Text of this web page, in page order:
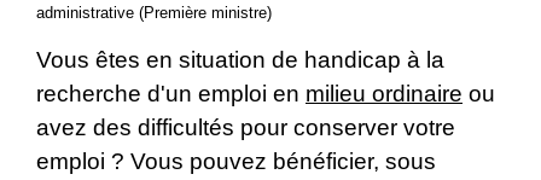
administrative (Première ministre)
Vous êtes en situation de handicap à la
recherche d'un emploi en milieu ordinaire ou
avez des difficultés pour conserver votre
emploi ? Vous pouvez bénéficier, sous